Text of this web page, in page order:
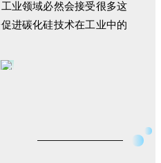
业领域必然会接受很多这
进碳化硅技术在工业中的